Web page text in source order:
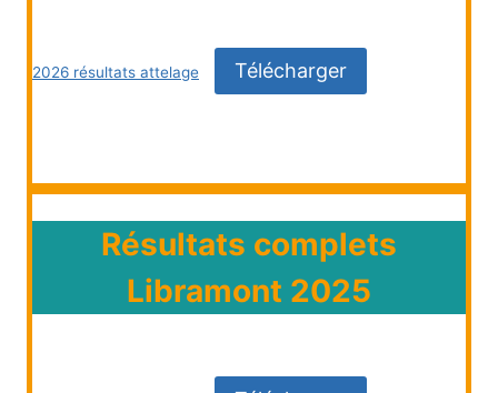
2026 résultats attelage Télécharger
Résultats complets
Libramont 2025